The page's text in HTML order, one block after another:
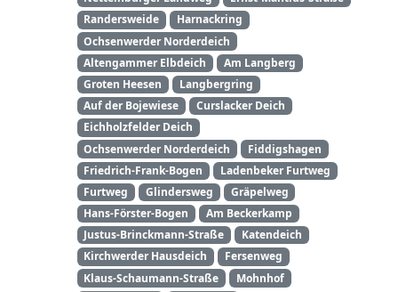
Randersweide
Harnackring
Ochsenwerder Norderdeich
Altengammer Elbdeich
Am Langberg
Groten Heesen
Langbergring
Auf der Bojewiese
Curslacker Deich
Eichholzfelder Deich
Ochsenwerder Norderdeich
Fiddigshagen
Friedrich-Frank-Bogen
Ladenbeker Furtweg
Furtweg
Glindersweg
Gräpelweg
Hans-Förster-Bogen
Am Beckerkamp
Justus-Brinckmann-Straße
Katendeich
Kirchwerder Hausdeich
Fersenweg
Klaus-Schaumann-Straße
Mohnhof